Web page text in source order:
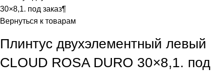
30×8,1. под заказ¶
Вернуться к товарам
Плинтус двухэлементный левый
CLOUD ROSA DURO 30×8,1. под